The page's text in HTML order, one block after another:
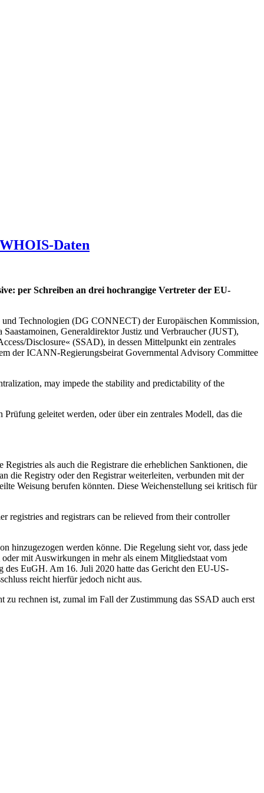
Daten
per Schreiben an drei hochrangige Vertreter der EU-
Technologien (DG CONNECT) der Europäischen Kommission,
Generaldirektor Justiz und Verbraucher (JUST),
Disclosure« (SSAD), in dessen Mittelpunkt ein zentrales
der ICANN-Regierungsbeirat Governmental Advisory Committee
may impede the stability and predictability of the
geleitet werden, oder über ein zentrales Modell, das die
als auch die Registrare die erheblichen Sanktionen, die
die Registry oder den Registrar weiterleiten, verbunden mit der
Weisung berufen könnten. Diese Weichenstellung sei kritisch für
registries and registrars can be relieved from their controller
werden könne. Die Regelung sieht vor, dass jede
mit Auswirkungen in mehr als einem Mitgliedstaat vom
EuGH. Am 16. Juli 2020 hatte das Gericht den EU-US-
reicht hierfür jedoch nicht aus.
rechnen ist, zumal im Fall der Zustimmung das SSAD auch erst